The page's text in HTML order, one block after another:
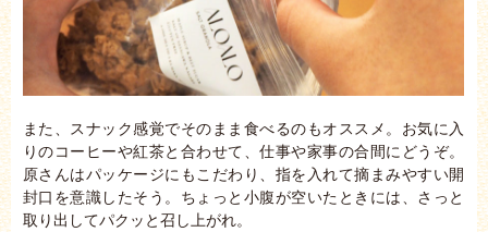
また、スナック感覚でそのまま食べるのもオススメ。お気に入
りのコーヒーや紅茶と合わせて、仕事や家事の合間にどうぞ。
原さんはパッケージにもこだわり、指を入れて摘まみやすい開
封口を意識したそう。ちょっと小腹が空いたときには、さっと
取り出してパクッと召し上がれ。